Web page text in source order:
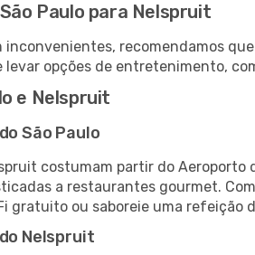
Paulo para Nelspruit
inconvenientes, recomendamos
levar opções de entretenimento,
e Nelspruit
São Paulo
costumam partir do
a restaurantes gourmet.
gratuito ou saboreie uma refeição
Nelspruit